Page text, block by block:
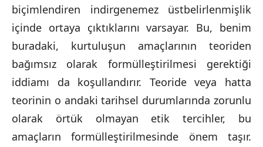
biçimlendiren indirgenemez üstbelirlenmişlik
içinde ortaya çıktıklarını varsayar. Bu, benim
buradaki, kurtuluşun amaçlarının teoriden
bağımsız olarak formülleştirilmesi gerektiği
iddiamı da koşullandırır. Teoride veya hatta
teorinin o andaki tarihsel durumlarında zorunlu
olarak örtük olmayan etik tercihler, bu
amaçların formülleştirilmesinde önem taşır.